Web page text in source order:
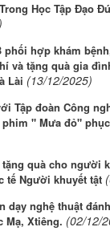
Học Tập Đạo
phối hợp khám
và tặng quà gia
Lài (13/12/2025)
Tập đoàn Công
" Mưa đỏ"
quà cho người
tế Người khuyết tật
dạy nghệ thuật
Mạ, Xtiêng. (02/12/